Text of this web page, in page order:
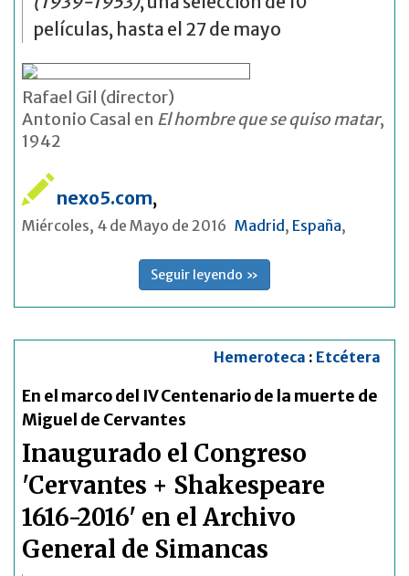
películas, hasta el 27 de mayo
Rafael Gil (director)
Antonio Casal en El hombre que se quiso matar,
1942
nexo5.com,
Miércoles, 4 de Mayo de 2016 Madrid , España,
Seguir leyendo »
Hemeroteca : Etcétera
En el marco del IV Centenario de la muerte de
Miguel de Cervantes
Inaugurado el Congreso
'Cervantes + Shakespeare
1616-2016' en el Archivo
General de Simancas